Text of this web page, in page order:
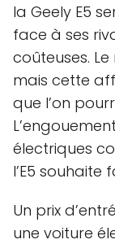
la Geely E5
face à ses
coûteuses.
mais cette
que l’on
électriques
l’E5
Un prix
une voiture